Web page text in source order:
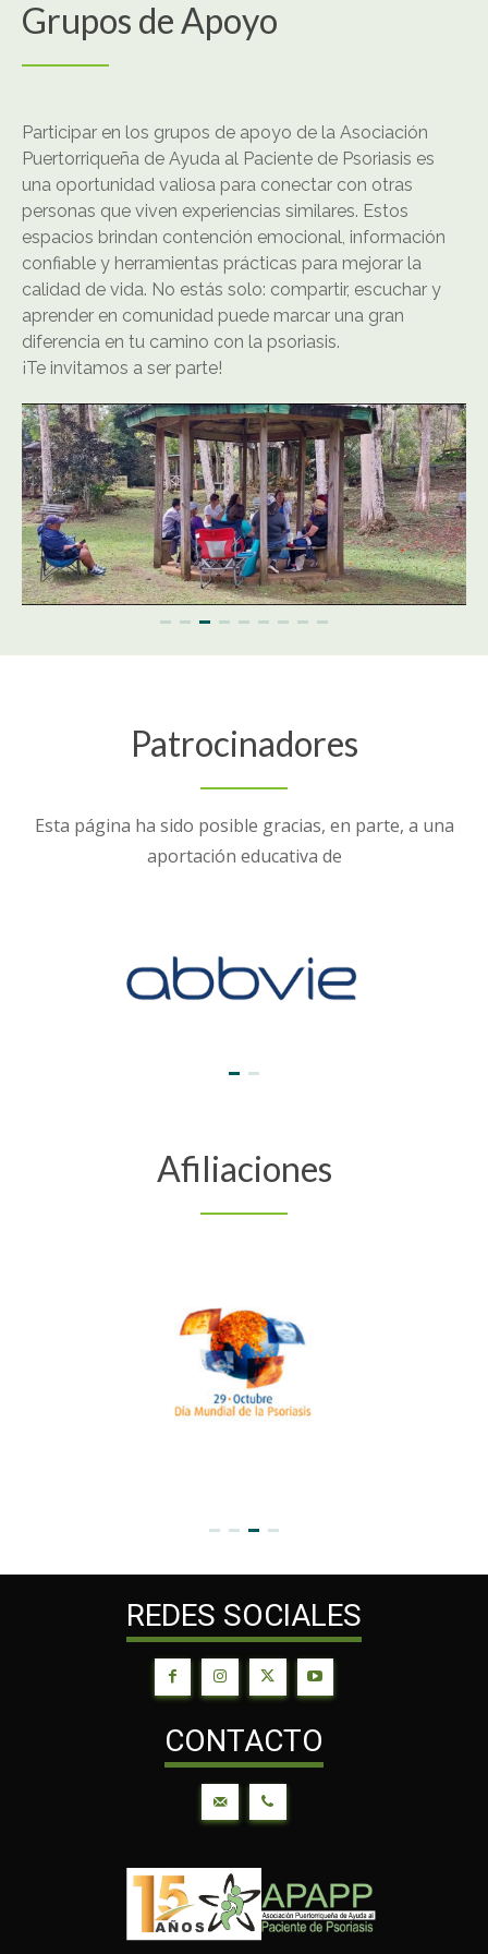
Grupos de Apoyo
Participar en los grupos de apoyo de la Asociación
Puertorriqueña de Ayuda al Paciente de Psoriasis es
una oportunidad valiosa para conectar con otras
personas que viven experiencias similares. Estos
espacios brindan contención emocional, información
confiable y herramientas prácticas para mejorar la
calidad de vida. No estás solo: compartir, escuchar y
aprender en comunidad puede marcar una gran
diferencia en tu camino con la psoriasis.
¡Te invitamos a ser parte!
Patrocinadores
Esta página ha sido posible gracias, en parte, a una
aportación educativa de
Afiliaciones
REDES SOCIALES
CONTACTO